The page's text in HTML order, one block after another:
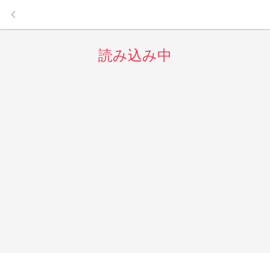
keyboard_arrow_left
読み込み中